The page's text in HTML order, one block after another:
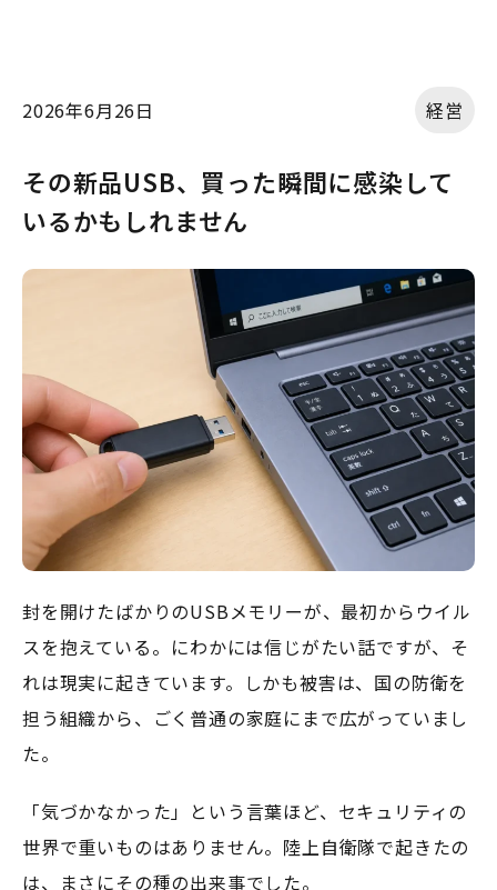
2026年6月26日 経営
その新品USB、買った瞬間に感染して
いるかもしれません
封を開けたばかりのUSBメモリーが、最初からウイル
スを抱えている――。にわかには信じがたい話ですが、そ
れは現実に起きています。しかも被害は、国の防衛を
担う組織から、ごく普通の家庭にまで広がっていまし
た。
「気づかなかった」という言葉ほど、セキュリティの
世界で重いものはありません。陸上自衛隊で起きたの
は、まさにその種の出来事でした。